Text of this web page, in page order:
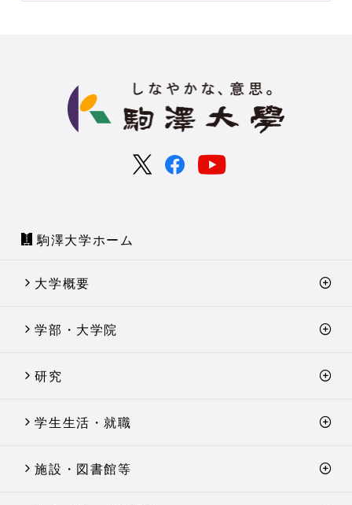
駒澤大学ホーム
大学概要
学部・大学院
研究
学生生活・就職
施設・図書館等